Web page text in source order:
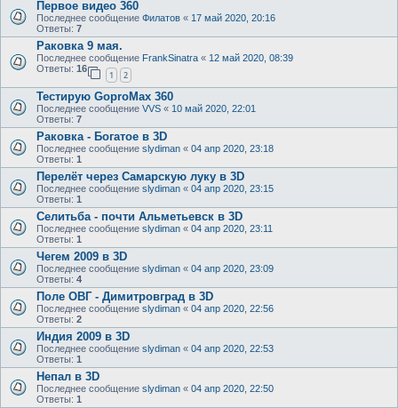
Первое видео 360
Последнее сообщение Филатов « 17 май 2020, 20:16
Ответы: 7
Раковка 9 мая.
Последнее сообщение FrankSinatra « 12 май 2020, 08:39
Ответы: 16
1 2
Тестирую GoproMax 360
Последнее сообщение VVS « 10 май 2020, 22:01
Ответы: 7
Раковка - Богатое в 3D
Последнее сообщение slydiman « 04 апр 2020, 23:18
Ответы: 1
Перелёт через Самарскую луку в 3D
Последнее сообщение slydiman « 04 апр 2020, 23:15
Ответы: 1
Селитьба - почти Альметьевск в 3D
Последнее сообщение slydiman « 04 апр 2020, 23:11
Ответы: 1
Чегем 2009 в 3D
Последнее сообщение slydiman « 04 апр 2020, 23:09
Ответы: 4
Поле ОВГ - Димитровград в 3D
Последнее сообщение slydiman « 04 апр 2020, 22:56
Ответы: 2
Индия 2009 в 3D
Последнее сообщение slydiman « 04 апр 2020, 22:53
Ответы: 1
Непал в 3D
Последнее сообщение slydiman « 04 апр 2020, 22:50
Ответы: 1